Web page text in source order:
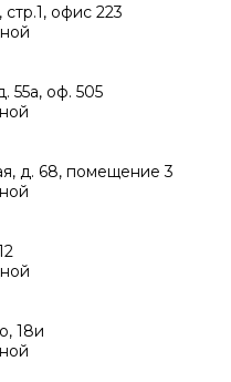
офис 223
55а, оф. 505
д. 68, помещение 3
18и